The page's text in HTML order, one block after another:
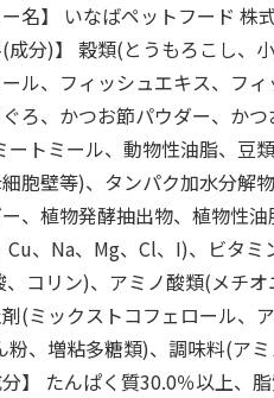
ー名】 いなばペットフード 株
(成分)】 穀類(とうもろこし、
ル、フィッシュエキス、フ
ろ、かつお節パウダー、か
ートミール、動物性油脂、豆
胞壁等)、タンパク加水分解
、植物発酵抽出物、植物性油
Cu、Na、Mg、Cl、I)、ビタミ
、コリン)、アミノ酸類(メチオ
(ミックストコフェロール、
粉、増粘多糖類)、調味料(ア
分】 たんぱく質30.0％以上、